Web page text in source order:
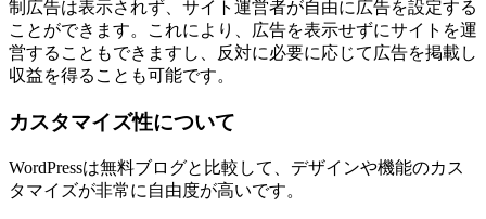
制広告は表示されず、サイト運営者が自由に広告を設定する
ことができます。これにより、広告を表示せずにサイトを運
営することもできますし、反対に必要に応じて広告を掲載し
収益を得ることも可能です。
カスタマイズ性について
WordPressは無料ブログと比較して、デザインや機能のカス
タマイズが非常に自由度が高いです。